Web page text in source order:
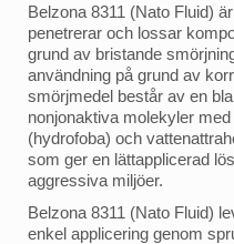
Belzona 8311 (Nato Fluid)
penetrerar och lossar
grund av bristande
användning på grund av
smörjmedel består av en
nonjonaktiva molekyler
(hydrofoba) och
som ger en lättapplicerad
aggressiva miljöer.
Belzona 8311 (Nato Fluid)
enkel applicering genom